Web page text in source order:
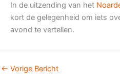
In de uitzending van het
kort de gelegenheid om iets
avond te vertellen.
← Vorige Bericht